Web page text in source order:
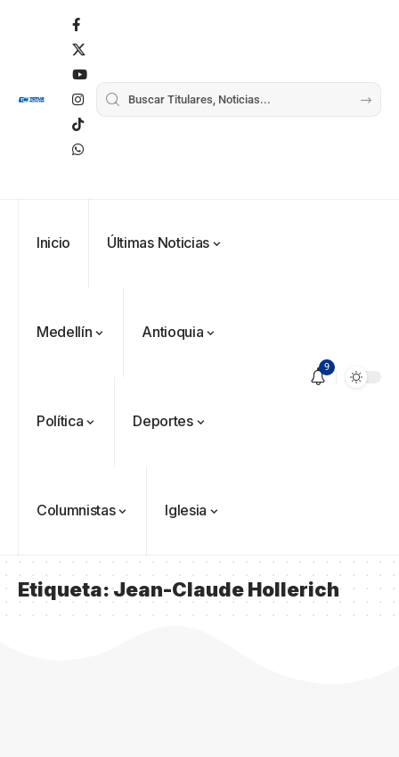
Inicio Últimas Noticias
Medellín Antioquia
Política Deportes
Columnistas Iglesia
9
Etiqueta:Jean-Claude Hollerich